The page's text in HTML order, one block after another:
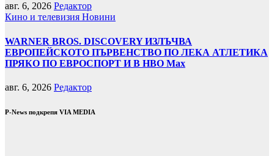
авг. 6, 2026 Редактор
Кино и телевизия Новини
WARNER BROS. DISCOVERY ИЗЛЪЧВА
ЕВРОПЕЙСКОТО ПЪРВЕНСТВО ПО ЛЕКА АТЛЕТИКА
ПРЯКО ПО ЕВРОСПОРТ И В НВО Мах
авг. 6, 2026 Редактор
P-News подкрепя VIA MEDIA